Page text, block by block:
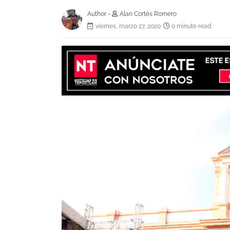
Author -
Alan Cortés Romero
viernes, marzo 27, 2020
0 minute read